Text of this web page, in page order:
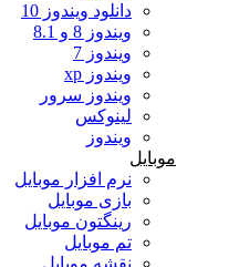
دانلود ویندوز 10
ویندوز 8 و 8.1
ویندوز 7
ویندوز xp
ویندوز سرور
لینوکس
ویندوز
موبایل
نرم افزار موبایل
بازی موبایل
رینگتون موبایل
تم موبایل
نقشه موبایل